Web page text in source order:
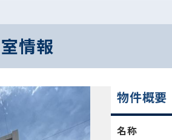
情報
物件概要
名称